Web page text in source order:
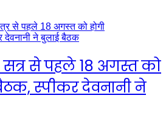
सत्र से पहले 18 अगस्त को
स्पीकर देवनानी ने